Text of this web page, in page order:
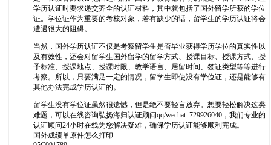
学历认证时要求递交齐全的认证材料，其中就包括了国外留学所获的学位
证。学位证作为重要的考核对象，若有缺少的话，留学生的学历认证将会
遭遇很大的阻碍。
当然，国外学历认证不仅是考察留学生是否毕业获得学历学位的真实性以
及有效性，还会对留学生国外留学的留学方式、授课目标、授课方式、授
予标准、授课地点、授课时限、教学语言、居留时间、签证类型等等进行
考察。所以，只要满足一定的情况，留学生即使没有学位证，还是能够有
其他办法完成学历认证的。
留学生没有学位证虽然很遗憾，但是绝不要轻言放弃。想要轻松解决这类
难题，可以在线咨询弘扬海归认证顾问qq/wechat: 729926040，我们专业的
认证顾问24小时在线为您解决疑难，确保学历认证能够顺利完成。
国外成绩单原件怎么打印